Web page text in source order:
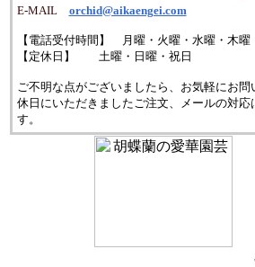
E-MAIL
orchid@aikaengei.com
【電話受付時間】 月曜・火曜・水曜・
【定休日】 土曜・日曜・祝日
ご不明な点がございましたら、お気軽にお問
休日にいただきましたご注文、メールの対
す。